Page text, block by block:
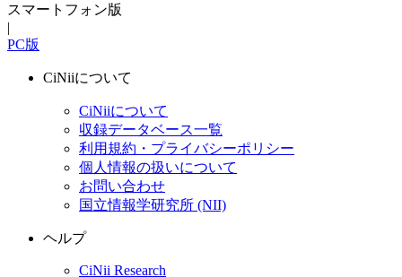
スマートフォン版
|
PC版
CiNiiについて
CiNiiについて
収録データベース一覧
利用規約・プライバシーポリシー
個人情報の扱いについて
お問い合わせ
国立情報学研究所 (NII)
ヘルプ
CiNii Research